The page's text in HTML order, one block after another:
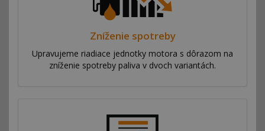
Zníženie spotreby
Upravujeme riadiace jednotky motora s dôrazom na
zníženie spotreby paliva v dvoch variantách.